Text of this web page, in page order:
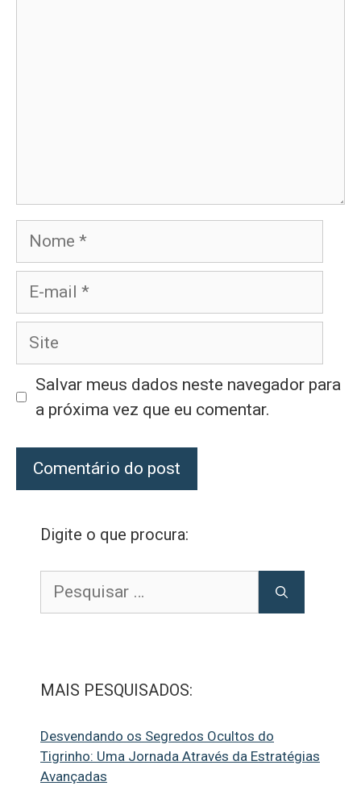
Nome
Site
Salvar meus dados neste navegador para
a próxima vez que eu comentar.
Digite o que procura:
por:
MAIS PESQUISADOS:
Desvendando os Segredos Ocultos do
Tigrinho: Uma Jornada Através da Estratégias
Avançadas